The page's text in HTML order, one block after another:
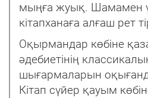
мыңға жуық. Шамамен
кітапханаға алғаш рет
Оқырмандар көбіне
әдебиетінің
шығармаларын
Кітап сүйер қауым